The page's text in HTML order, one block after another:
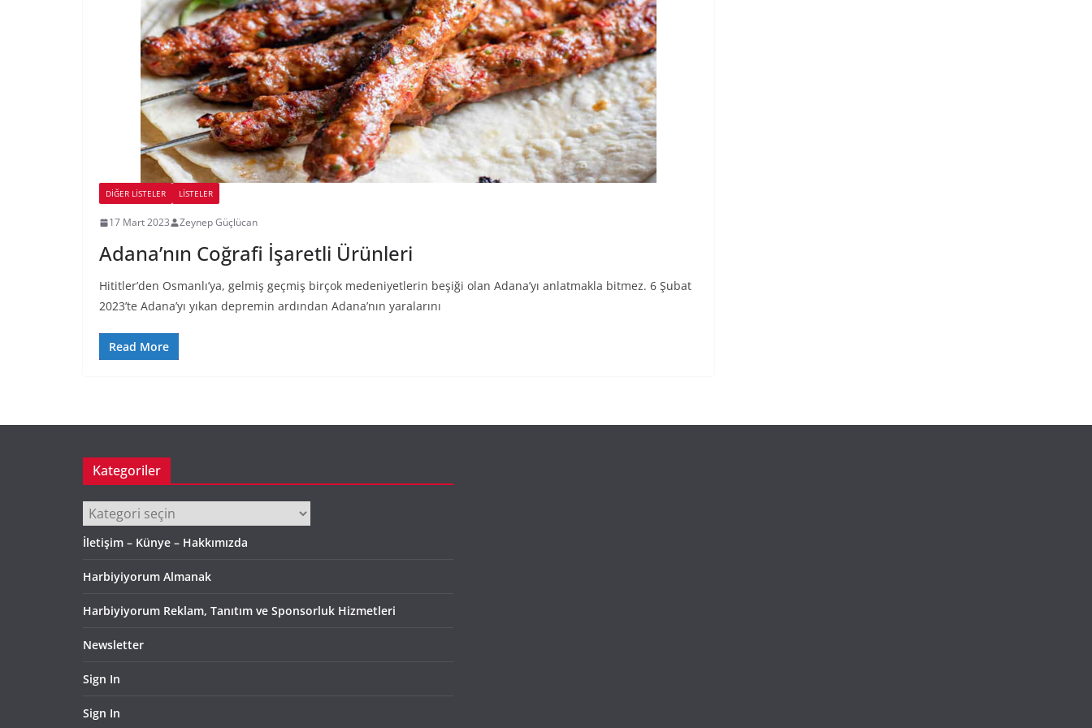
DIĞER LISTELER LİSTELER
17 Mart 2023 Zeynep Güçlücan
Adana’nın Coğrafi İşaretli Ürünleri
Hititler’den Osmanlı’ya, gelmiş geçmiş birçok medeniyetlerin beşiği olan Adana’yı anlatmakla bitmez. 6 Şubat
2023’te Adana’yı yıkan depremin ardından Adana’nın yaralarını
Read More
Kategoriler
Kategoriler
İletişim – Künye – Hakkımızda
Harbiyiyorum Almanak
Harbiyiyorum Reklam, Tanıtım ve Sponsorluk Hizmetleri
Newsletter
Sign In
Sign In